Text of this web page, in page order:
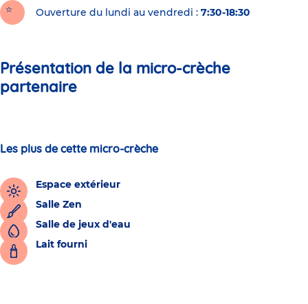
Ouverture du lundi au vendredi : 7:30-18:30
Présentation de la micro-crèche
partenaire
Les plus de cette micro-crèche
Espace extérieur
Salle Zen
Salle de jeux d'eau
Lait fourni